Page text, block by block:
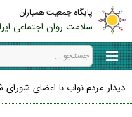
پایگاه جمعیت همیاران
سلامت روان اجتماعی
دیدار مردم نواب با اعضای شورای